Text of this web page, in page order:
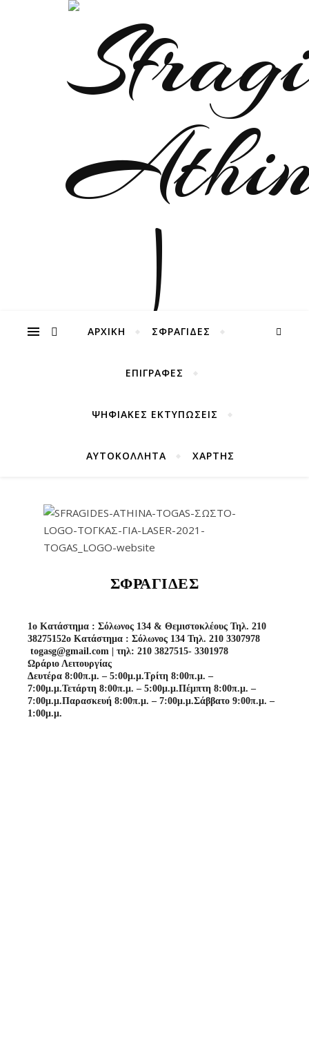
ΑΡΧΙΚΉ ΣΦΡΑΓΙΔΕΣ
ΕΠΙΓΡΑΦΕΣ
ΨΗΦΙΑΚΕΣ ΕΚΤΥΠΩΣΕΙΣ
ΑΥΤΟΚΟΛΛΗΤΑ ΧΑΡΤΗΣ
ΣΦΡΑΓΊΔΕΣ
1o Κατάστημα : Σόλωνος 134 & Θεμιστοκλέους Τηλ. 210
38275152o Κατάστημα : Σόλωνος 134 Τηλ. 210 3307978
togasg@gmail.com | τηλ: 210 3827515- 3301978
Ωράριο Λειτουργίας
Δευτέρα 8:00π.μ. – 5:00μ.μ.Τρίτη 8:00π.μ. –
7:00μ.μ.Τετάρτη 8:00π.μ. – 5:00μ.μ.Πέμπτη 8:00π.μ. –
7:00μ.μ.Παρασκευή 8:00π.μ. – 7:00μ.μ.Σάββατο 9:00π.μ. –
1:00μ.μ.